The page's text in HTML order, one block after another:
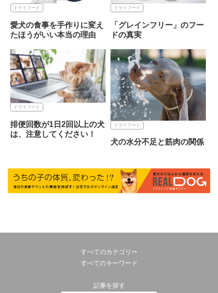
ドライフード
愛犬の食事を手作りに変え
たほうがいい本当の理由
ドライフード
「グレインフリー」のフー
ドの真実
ドライフード
排便回数が1日2回以上の犬
は、注意してください！
ドライフード
犬の水分不足と筋肉の関係
すべてのカテゴリー
すべてのキーワード
記事を探す